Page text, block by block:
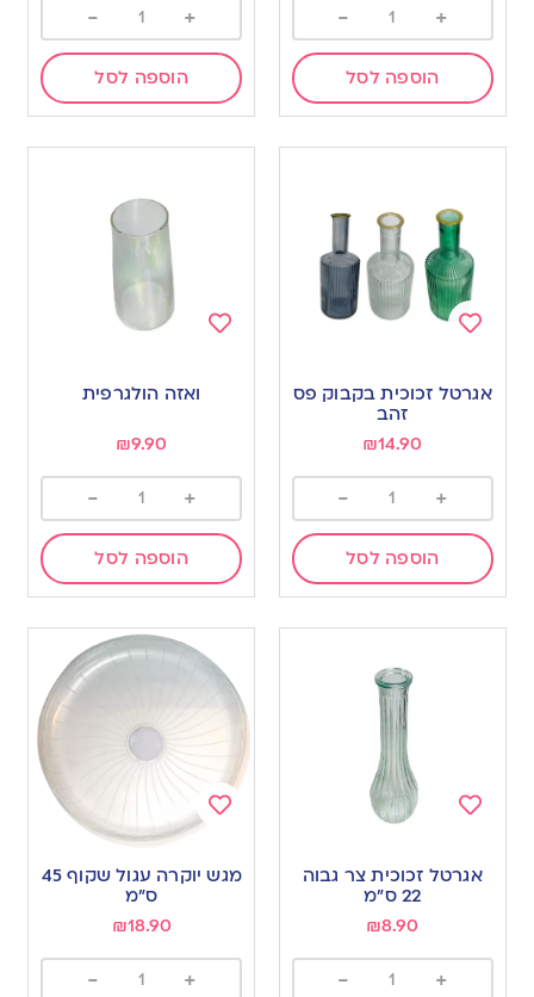
+
-
הוספה לסל
+
-
הוספה לסל
to
אגרטל זכוכית בקבוק פס
זהב
₪14.90
+
-
הוספה לסל
ואזה הולגרפית
₪9.90
+
-
הוספה לסל
to
wishlist
אגרטל זכוכית צר גבוה
22 ס”מ
₪8.90
+
-
to
wishlist
מגש יוקרה עגול שקוף 45
ס”מ
₪18.90
+
-